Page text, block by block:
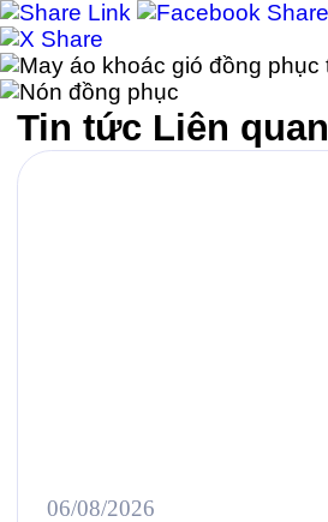
Tin tức Liên quan
06/08/2026